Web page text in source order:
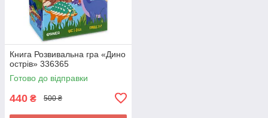
Книга Розвивальна гра «Дино
острів» 336365
Готово до відправки
440 ₴ 500 ₴